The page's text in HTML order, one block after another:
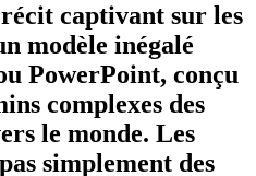
captivant sur les
modèle inégalé
PowerPoint, conçu
complexes des
le monde. Les
simplement des